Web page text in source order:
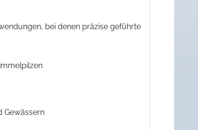
bei denen präzise geführte
Gewässern